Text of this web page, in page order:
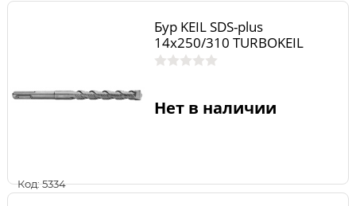
Код: 5334
Бур KEIL SDS-plus
14х250/310 TURBOKEIL
Нет в наличии